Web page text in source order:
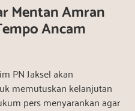
Mentan Amran
Ancam
PN Jaksel akan
memutuskan kelanjutan
pers menyarankan agar